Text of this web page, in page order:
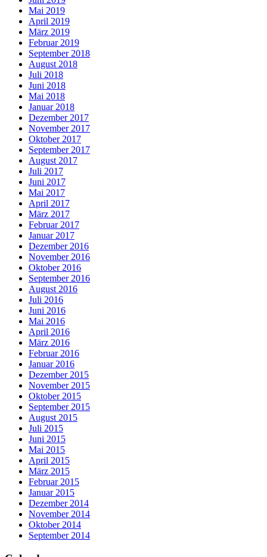
Mai 2019
April 2019
März 2019
Februar 2019
September 2018
August 2018
Juli 2018
Juni 2018
Mai 2018
Januar 2018
Dezember 2017
November 2017
Oktober 2017
September 2017
August 2017
Juli 2017
Juni 2017
Mai 2017
April 2017
März 2017
Februar 2017
Januar 2017
Dezember 2016
November 2016
Oktober 2016
September 2016
August 2016
Juli 2016
Juni 2016
Mai 2016
April 2016
März 2016
Februar 2016
Januar 2016
Dezember 2015
November 2015
Oktober 2015
September 2015
August 2015
Juli 2015
Juni 2015
Mai 2015
April 2015
März 2015
Februar 2015
Januar 2015
Dezember 2014
November 2014
Oktober 2014
September 2014